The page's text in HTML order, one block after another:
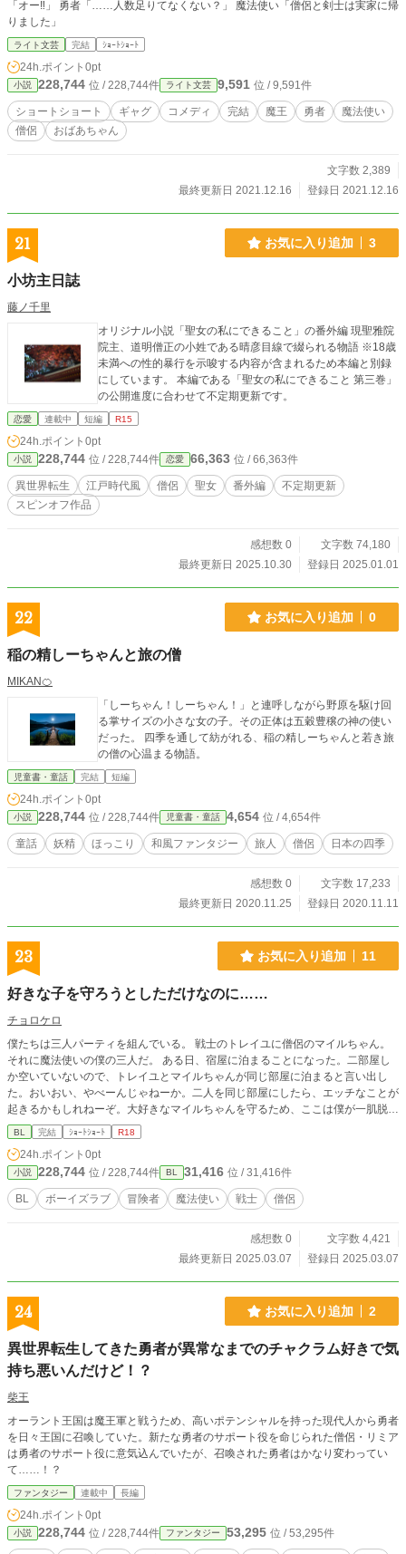
「オー‼︎」 勇者「……人数足りてなくない？」 魔法使い「僧侶と剣士は実家に帰
りました」
ライト文芸 完結 ｼｮｰﾄｼｮｰﾄ
24h.ポイント 0pt
小説 228,744 位 / 228,744件 ライト文芸 9,591 位 / 9,591件
ショートショート ギャグ コメディ 完結 魔王 勇者
魔法使い
僧侶
おばあちゃん
文字数 2,389
最終更新日 2021.12.16
登録日 2021.12.16
21 お気に入り追加 3
小坊主日誌
藤ノ千里
オリジナル小説「聖女の私にできること」の番外編 現聖雅院
院主、道明僧正の小姓である晴彦目線で綴られる物語 ※18歳
未満への性的暴行を示唆する内容が含まれるため本編と別録
にしています。 本編である「聖女の私にできること 第三巻」
の公開進度に合わせて不定期更新です。
恋愛 連載中 短編 R15
24h.ポイント 0pt
小説 228,744 位 / 228,744件 恋愛 66,363 位 / 66,363件
異世界転生 江戸時代風 僧侶 聖女 番外編
不定期更新
スピンオフ作品
感想数 0
文字数 74,180
最終更新日 2025.10.30
登録日 2025.01.01
22 お気に入り追加 0
稲の精しーちゃんと旅の僧
MIKAN🍊
「しーちゃん！しーちゃん！」と連呼しながら野原を駆け回
る掌サイズの小さな女の子。その正体は五穀豊穣の神の使い
だった。 四季を通して紡がれる、稲の精しーちゃんと若き旅
の僧の心温まる物語。
児童書・童話 完結 短編
24h.ポイント 0pt
小説 228,744 位 / 228,744件 児童書・童話 4,654 位 / 4,654件
童話 妖精 ほっこり 和風ファンタジー 旅人 僧侶 日本の四季
感想数 0
文字数 17,233
最終更新日 2020.11.25
登録日 2020.11.11
23 お気に入り追加 11
好きな子を守ろうとしただけなのに……
チョロケロ
僕たちは三人パーティを組んでいる。 戦士のトレイユに僧侶のマイルちゃん。
それに魔法使いの僕の三人だ。 ある日、宿屋に泊まることになった。二部屋し
か空いていないので、トレイユとマイルちゃんが同じ部屋に泊まると言い出し
た。おいおい、やべーんじゃねーか。二人を同じ部屋にしたら、エッチなことが
起きるかもしれねーぞ。大好きなマイルちゃんを守るため、ここは僕が一肌脱ぐ
か。 チョロい受けが攻めにエッチなことをされて絆されるお話です。 ムーンラ
イトノベルズ様でも投稿しています。 宜しくお願いします。
BL 完結 ｼｮｰﾄｼｮｰﾄ R18
24h.ポイント 0pt
小説 228,744 位 / 228,744件 BL 31,416 位 / 31,416件
BL ボーイズラブ 冒険者 魔法使い 戦士 僧侶
感想数 0
文字数 4,421
最終更新日 2025.03.07
登録日 2025.03.07
24 お気に入り追加 2
異世界転生してきた勇者が異常なまでのチャクラム好きで気
持ち悪いんだけど！？
柴王
オーラント王国は魔王軍と戦うため、高いポテンシャルを持った現代人から勇者
を日々王国に召喚していた。新たな勇者のサポート役を命じられた僧侶・リミア
は勇者のサポート役に意気込んでいたが、召喚された勇者はかなり変わってい
て……！？
ファンタジー 連載中 長編
24h.ポイント 0pt
小説 228,744 位 / 228,744件 ファンタジー 53,295 位 / 53,295件